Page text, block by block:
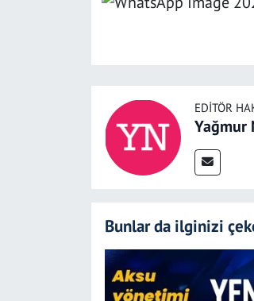
EDITÖR
Yağmur
Bunlar da ilginizi